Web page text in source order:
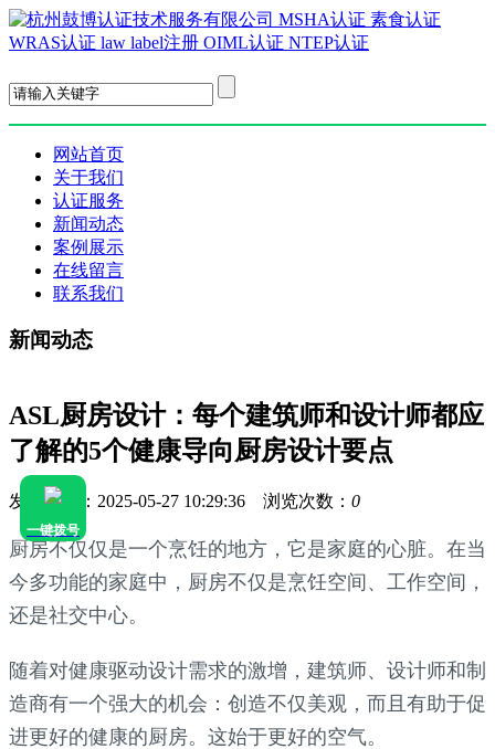
网站首页
关于我们
认证服务
新闻动态
案例展示
在线留言
联系我们
新闻动态
ASL厨房设计：每个建筑师和设计师都应
了解的5个健康导向厨房设计要点
发布日期：2025-05-27 10:29:36 浏览次数： 0
厨房不仅仅是一个烹饪的地方，它是家庭的心脏。在当
今多功能的家庭中，厨房不仅是烹饪空间、工作空间，
还是社交中心。
随着对健康驱动设计需求的激增，建筑师、设计师和制
造商有一个强大的机会：创造不仅美观，而且有助于促
进更好的健康的厨房。这始于更好的空气。
一键拨号